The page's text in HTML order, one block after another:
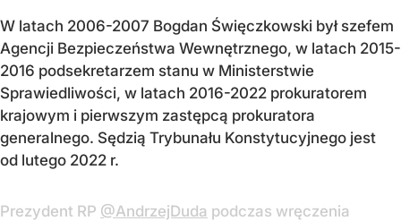
W latach 2006-2007 Bogdan Święczkowski był szefem
Agencji Bezpieczeństwa Wewnętrznego, w latach 2015-
2016 podsekretarzem stanu w Ministerstwie
Sprawiedliwości, w latach 2016-2022 prokuratorem
krajowym i pierwszym zastępcą prokuratora
generalnego. Sędzią Trybunału Konstytucyjnego jest
od lutego 2022 r.
Prezydent RP @AndrzejDuda podczas wręczenia